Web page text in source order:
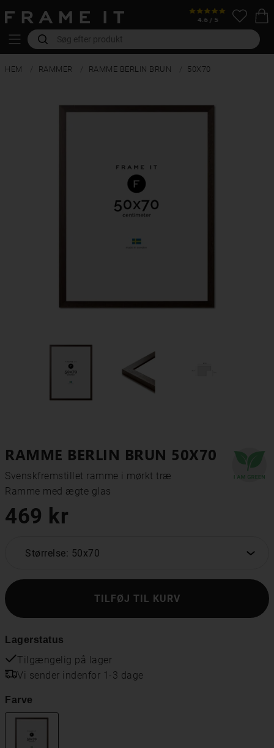
HEM RAMMER RAMME BERLIN BRUN 50X70
RAMME BERLIN BRUN 50X70
Svenskfremstillet ramme i mørkt træ
Ramme med ægte glas
469 kr
Størrelse: 50x70
TILFØJ TIL KURV
Lagerstatus
Tilgængelig på lager
Vi sender indenfor 1-3 dage
Farve